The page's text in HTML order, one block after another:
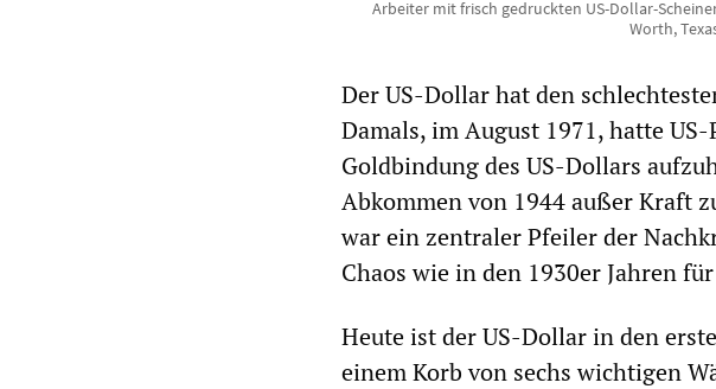
Arbeiter mit frisch gedruckten US-Dollar-
Worth,
Der US-Dollar hat den
Damals, im August 1971, hatte
Goldbindung des US-Dollars
Abkommen von 1944 außer Kraft
war ein zentraler Pfeiler der
Chaos wie in den 1930er Jahren
Heute ist der US-Dollar in den
einem Korb von sechs wichtigen